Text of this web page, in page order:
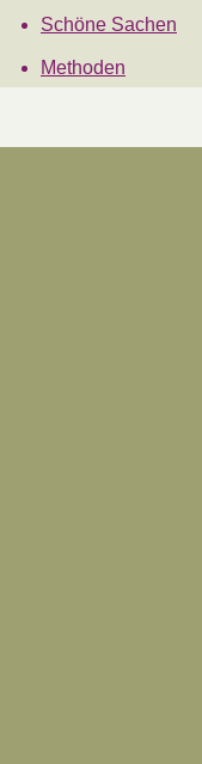
Schöne Sachen
Methoden